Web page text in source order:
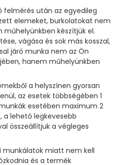
felmérés után az egyedileg
elemeket, burkolatokat nem
műhelyünkben készítjük el.
vágása és sok más kosszal,
járó munka nem az Ön
hanem műhelyünkben
a helyszínen gyorsan
az esetek többségében 1
esetében maximum 2
lehető legkevesebb
összeállítjuk a végleges
munkálatok miatt nem kell
és a termék